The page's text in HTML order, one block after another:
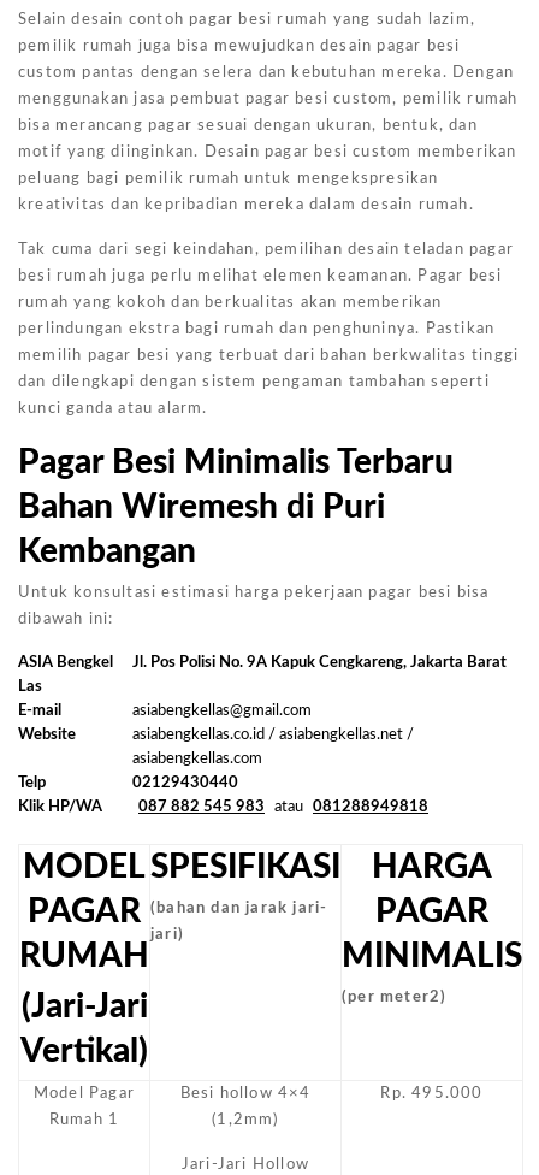
Selain desain contoh pagar besi rumah yang sudah lazim,
pemilik rumah juga bisa mewujudkan desain pagar besi
custom pantas dengan selera dan kebutuhan mereka. Dengan
menggunakan jasa pembuat pagar besi custom, pemilik rumah
bisa merancang pagar sesuai dengan ukuran, bentuk, dan
motif yang diinginkan. Desain pagar besi custom memberikan
peluang bagi pemilik rumah untuk mengekspresikan
kreativitas dan kepribadian mereka dalam desain rumah.
Tak cuma dari segi keindahan, pemilihan desain teladan pagar
besi rumah juga perlu melihat elemen keamanan. Pagar besi
rumah yang kokoh dan berkualitas akan memberikan
perlindungan ekstra bagi rumah dan penghuninya. Pastikan
memilih pagar besi yang terbuat dari bahan berkwalitas tinggi
dan dilengkapi dengan sistem pengaman tambahan seperti
kunci ganda atau alarm.
Pagar Besi Minimalis Terbaru
Bahan Wiremesh di Puri
Kembangan
Untuk konsultasi estimasi harga pekerjaan pagar besi bisa
dibawah ini:
ASIA Bengkel
Las
Jl. Pos Polisi No. 9A Kapuk Cengkareng, Jakarta Barat
E-mail
asiabengkellas@gmail.com
Website
asiabengkellas.co.id / asiabengkellas.net /
asiabengkellas.com
Telp
02129430440
Klik HP/WA
087 882 545 983 atau 081288949818
MODEL
PAGAR
RUMAH
(Jari-Jari
Vertikal)
SPESIFIKASI
(bahan dan jarak jari-
jari)
HARGA
PAGAR
MINIMALIS
(per meter2)
Model Pagar
Rumah 1
Besi hollow 4×4
(1,2mm)
Jari-Jari Hollow
Rp. 495.000